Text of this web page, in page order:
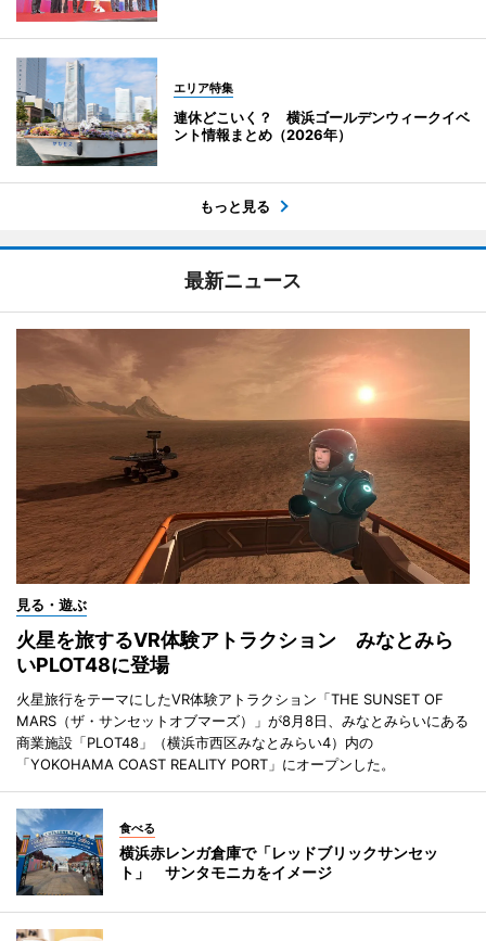
エリア特集
連休どこいく？ 横浜ゴールデンウィークイベ
ント情報まとめ（2026年）
もっと見る
最新ニュース
見る・遊ぶ
火星を旅するVR体験アトラクション みなとみら
いPLOT48に登場
火星旅行をテーマにしたVR体験アトラクション「THE SUNSET OF
MARS（ザ・サンセットオブマーズ）」が8月8日、みなとみらいにある
商業施設「PLOT48」（横浜市西区みなとみらい4）内の
「YOKOHAMA COAST REALITY PORT」にオープンした。
食べる
横浜赤レンガ倉庫で「レッドブリックサンセッ
ト」 サンタモニカをイメージ